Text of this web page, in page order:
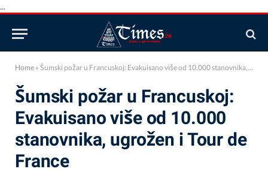
...
Home » Šumski požar u Francuskoj: Evakuisano više od 10.000 stanovnika, ugrožen i Tour de France
Šumski požar u Francuskoj:
Evakuisano više od 10.000
stanovnika, ugrožen i Tour de
France